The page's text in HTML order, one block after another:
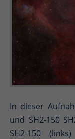
In dieser
und SH2-150
SH2-150